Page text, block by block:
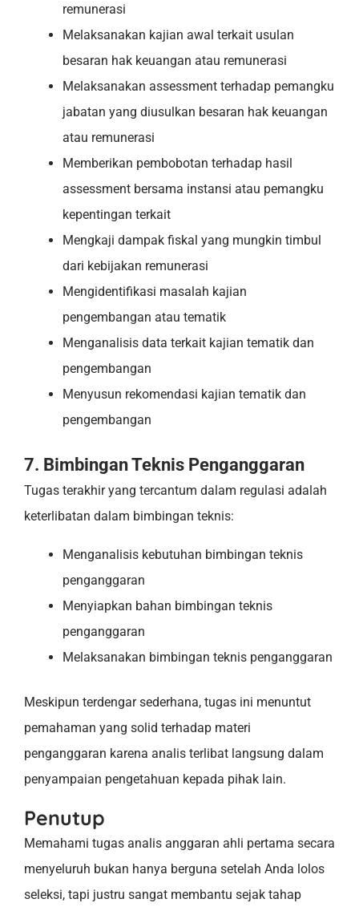
remunerasi
Melaksanakan kajian awal terkait usulan
besaran hak keuangan atau remunerasi
Melaksanakan assessment terhadap pemangku
jabatan yang diusulkan besaran hak keuangan
atau remunerasi
Memberikan pembobotan terhadap hasil
assessment bersama instansi atau pemangku
kepentingan terkait
Mengkaji dampak fiskal yang mungkin timbul
dari kebijakan remunerasi
Mengidentifikasi masalah kajian
pengembangan atau tematik
Menganalisis data terkait kajian tematik dan
pengembangan
Menyusun rekomendasi kajian tematik dan
pengembangan
7. Bimbingan Teknis Penganggaran
Tugas terakhir yang tercantum dalam regulasi adalah
keterlibatan dalam bimbingan teknis:
Menganalisis kebutuhan bimbingan teknis
penganggaran
Menyiapkan bahan bimbingan teknis
penganggaran
Melaksanakan bimbingan teknis penganggaran
Meskipun terdengar sederhana, tugas ini menuntut
pemahaman yang solid terhadap materi
penganggaran karena analis terlibat langsung dalam
penyampaian pengetahuan kepada pihak lain.
Penutup
Memahami tugas analis anggaran ahli pertama secara
menyeluruh bukan hanya berguna setelah Anda lolos
seleksi, tapi justru sangat membantu sejak tahap